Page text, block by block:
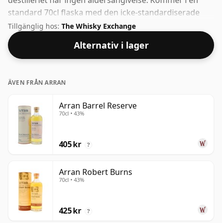
standard 70cl flaska med den icke-standardiserade
styrkan på 59,4%.
Tillgänglig hos: The Whisky Exchange
Alternativ i lager
ÄVEN FRÅN ARRAN
Arran Barrel Reserve
70cl • 43%
405 kr ?
Arran Robert Burns
70cl • 43%
425 kr ?